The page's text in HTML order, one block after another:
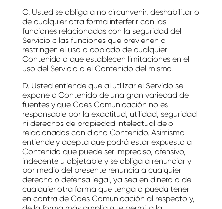
C. Usted se obliga a no circunvenir, deshabilitar o
de cualquier otra forma interferir con las
funciones relacionadas con la seguridad del
Servicio o las funciones que previenen o
restringen el uso o copiado de cualquier
Contenido o que establecen limitaciones en el
uso del Servicio o el Contenido del mismo.
D. Usted entiende que al utilizar el Servicio se
expone a Contenido de una gran variedad de
fuentes y que Coes Comunicación no es
responsable por la exactitud, utilidad, seguridad
ni derechos de propiedad intelectual de o
relacionados con dicho Contenido. Asimismo
entiende y acepta que podrá estar expuesto a
Contenido que puede ser impreciso, ofensivo,
indecente u objetable y se obliga a renunciar y
por medio del presente renuncia a cualquier
derecho o defensa legal, ya sea en dinero o de
cualquier otra forma que tenga o pueda tener
en contra de Coes Comunicación al respecto y,